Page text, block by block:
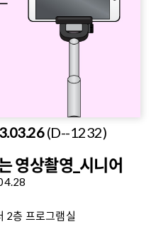
(D--1232)
영상촬영_시니어
2층 프로그램실